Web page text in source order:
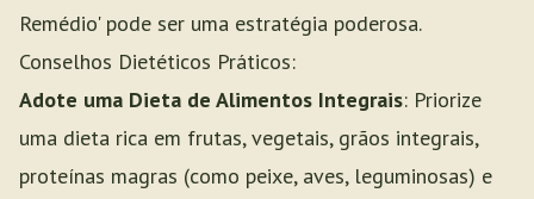
Remédio' pode ser uma estratégia poderosa.
Conselhos Dietéticos Práticos:
Adote uma Dieta de Alimentos Integrais: Priorize
uma dieta rica em frutas, vegetais, grãos integrais,
proteínas magras (como peixe, aves, leguminosas) e